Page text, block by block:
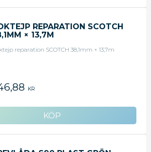
REPARATION SCOTCH
× 13,7M
reparation SCOTCH 38,1mm × 13,7m
KR